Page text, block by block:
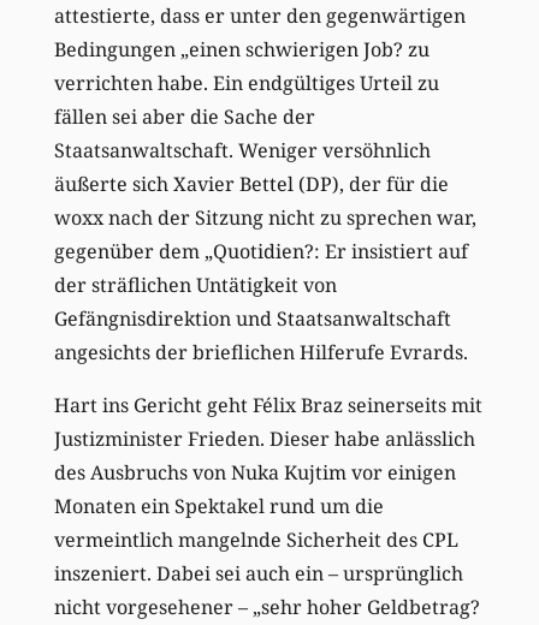
attestierte, dass er unter den gegenwärtigen
Bedingungen „einen schwierigen Job? zu
verrichten habe. Ein endgültiges Urteil zu
fällen sei aber die Sache der
Staatsanwaltschaft. Weniger versöhnlich
äußerte sich Xavier Bettel (DP), der für die
woxx nach der Sitzung nicht zu sprechen war,
gegenüber dem „Quotidien?: Er insistiert auf
der sträflichen Untätigkeit von
Gefängnisdirektion und Staatsanwaltschaft
angesichts der brieflichen Hilferufe Evrards.
Hart ins Gericht geht Félix Braz seinerseits mit
Justizminister Frieden. Dieser habe anlässlich
des Ausbruchs von Nuka Kujtim vor einigen
Monaten ein Spektakel rund um die
vermeintlich mangelnde Sicherheit des CPL
inszeniert. Dabei sei auch ein – ursprünglich
nicht vorgesehener – „sehr hoher Geldbetrag?